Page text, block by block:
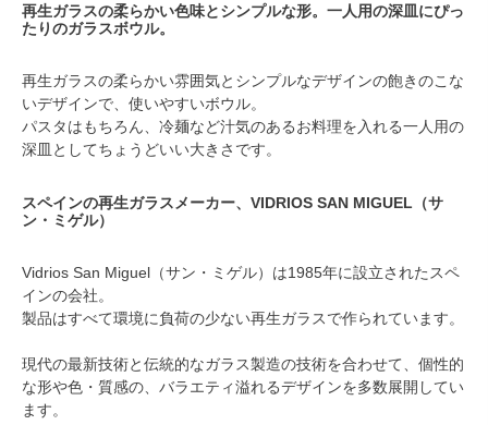
再生ガラスの柔らかい色味とシンプルな形。一人用の深皿にぴっ
たりのガラスボウル。
再生ガラスの柔らかい雰囲気とシンプルなデザインの飽きのこな
いデザインで、使いやすいボウル。
パスタはもちろん、冷麺など汁気のあるお料理を入れる一人用の
深皿としてちょうどいい大きさです。
スペインの再生ガラスメーカー、VIDRIOS SAN MIGUEL（サ
ン・ミゲル）
Vidrios San Miguel（サン・ミゲル）は1985年に設立されたスペ
インの会社。
製品はすべて環境に負荷の少ない再生ガラスで作られています。
現代の最新技術と伝統的なガラス製造の技術を合わせて、個性的
な形や色・質感の、バラエティ溢れるデザインを多数展開してい
ます。